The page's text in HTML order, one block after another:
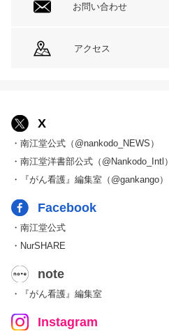
お問い合わせ
アクセス
X
・南江堂公式（@nankodo_NEWS）
・南江堂洋書部公式（@Nankodo_Intl）
・『がん看護』編集室（@gankango）
Facebook
・南江堂公式
・NurSHARE
note
・『がん看護』編集室
Instagram